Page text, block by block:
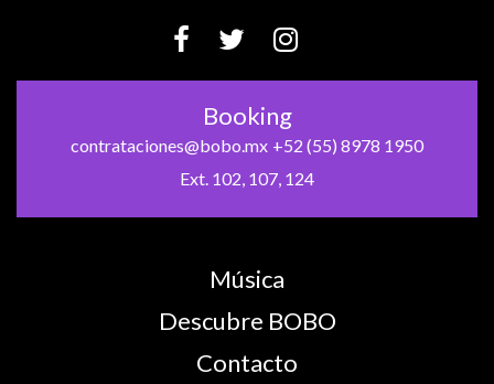
Booking
contrataciones@bobo.mx +52 (55) 8978 1950
Ext. 102, 107, 124
Música
Descubre BOBO
Contacto